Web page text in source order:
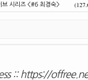
브 시리즈 <#6 최경숙>
::https://